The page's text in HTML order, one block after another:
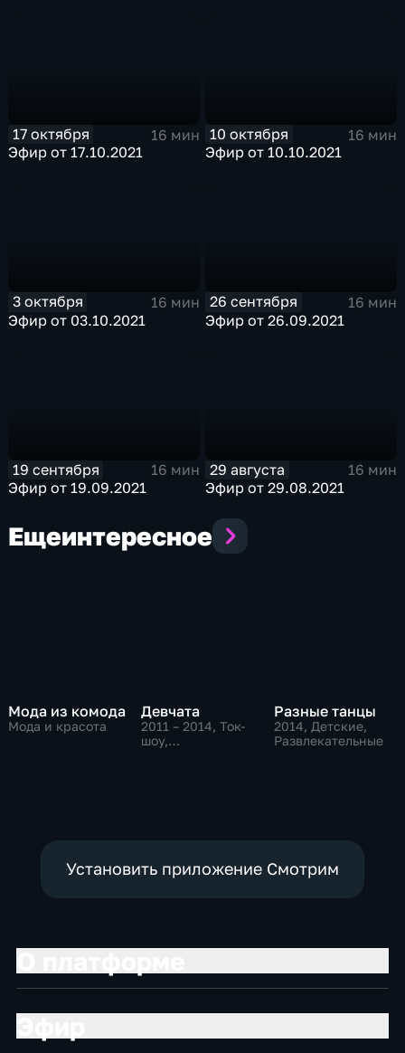
17 октября
16 мин
Эфир от 17.10.2021
10 октября
16 мин
Эфир от 10.10.2021
3 октября
16 мин
Эфир от 03.10.2021
26 сентября
16 мин
Эфир от 26.09.2021
19 сентября
16 мин
Эфир от 19.09.2021
29 августа
16 мин
Эфир от 29.08.2021
Ещеинтересное
Мода из комода
Мода и красота
Девчата
2011 – 2014, Ток-
шоу,
Разные танцы
2014, Детские,
Развлекательные
Установить приложение Смотрим